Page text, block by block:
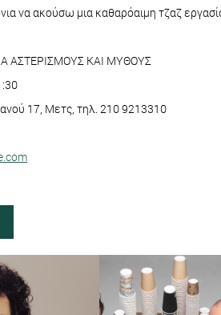
να ακούσω μια καθαρόαιμη τζαζ
ΑΣΤΕΡΙΣΜΟΥΣ ΚΑΙ ΜΥΘΟΥΣ
17, Μετς, τηλ. 210 9213310